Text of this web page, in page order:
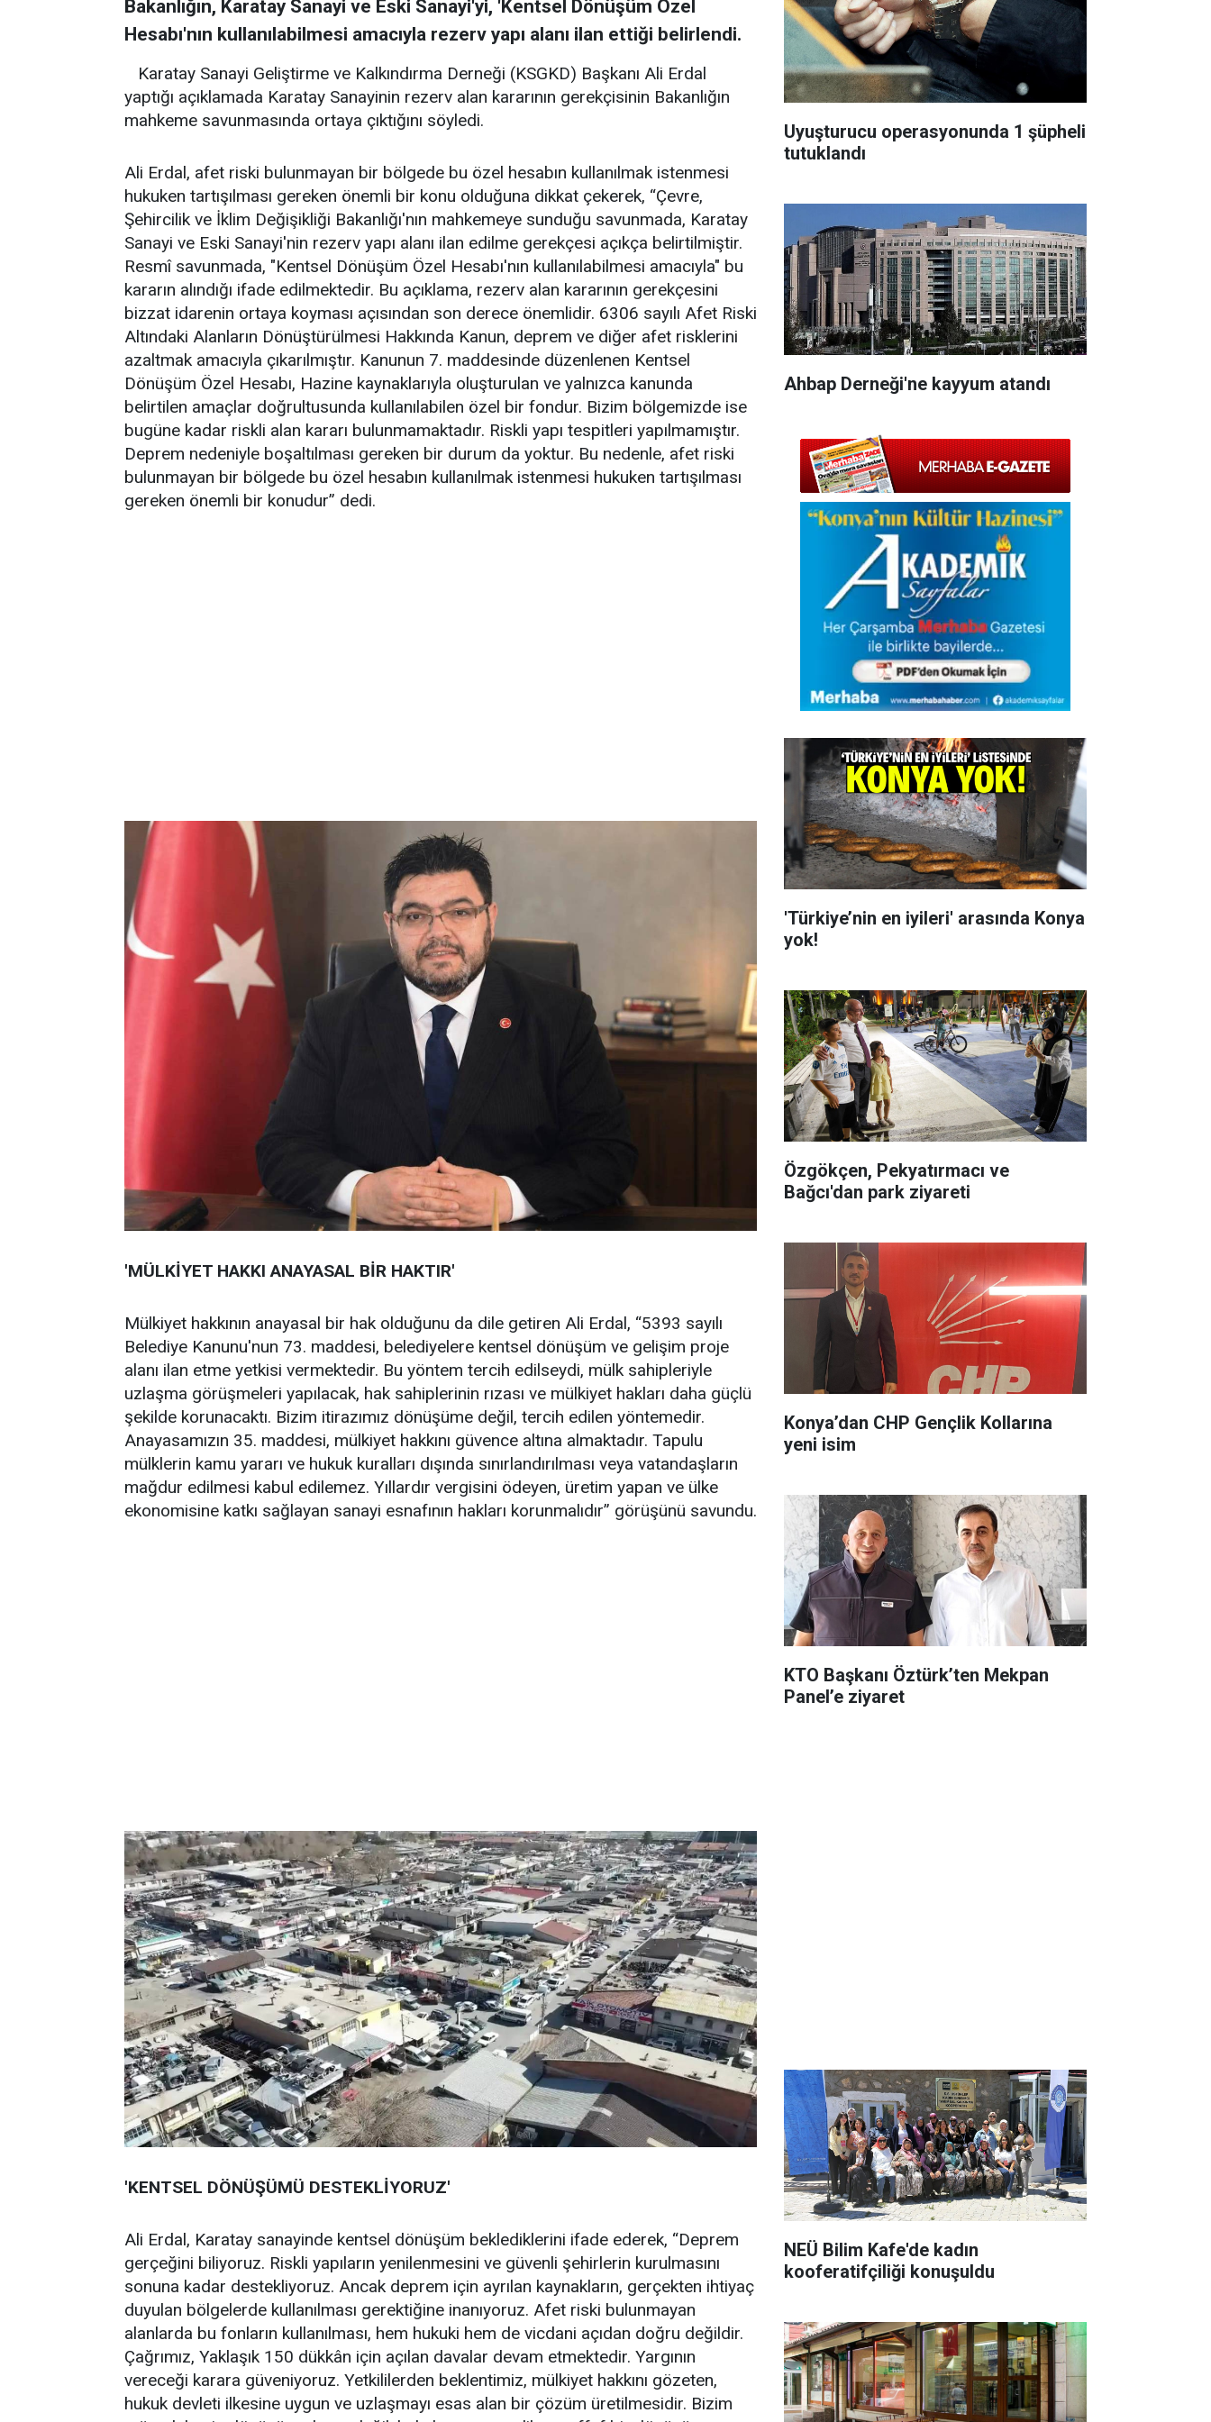
Bakanlığın, Karatay Sanayi ve Eski Sanayi'yi, 'Kentsel Dönüşüm Özel
Hesabı'nın kullanılabilmesi amacıyla rezerv yapı alanı ilan ettiği belirlendi.
Karatay Sanayi Geliştirme ve Kalkındırma Derneği (KSGKD) Başkanı Ali Erdal
yaptığı açıklamada Karatay Sanayinin rezerv alan kararının gerekçisinin Bakanlığın
mahkeme savunmasında ortaya çıktığını söyledi.
Ali Erdal, afet riski bulunmayan bir bölgede bu özel hesabın kullanılmak istenmesi
hukuken tartışılması gereken önemli bir konu olduğuna dikkat çekerek, “Çevre,
Şehircilik ve İklim Değişikliği Bakanlığı'nın mahkemeye sunduğu savunmada, Karatay
Sanayi ve Eski Sanayi'nin rezerv yapı alanı ilan edilme gerekçesi açıkça belirtilmiştir.
Resmî savunmada, "Kentsel Dönüşüm Özel Hesabı'nın kullanılabilmesi amacıyla" bu
kararın alındığı ifade edilmektedir. Bu açıklama, rezerv alan kararının gerekçesini
bizzat idarenin ortaya koyması açısından son derece önemlidir. 6306 sayılı Afet Riski
Altındaki Alanların Dönüştürülmesi Hakkında Kanun, deprem ve diğer afet risklerini
azaltmak amacıyla çıkarılmıştır. Kanunun 7. maddesinde düzenlenen Kentsel
Dönüşüm Özel Hesabı, Hazine kaynaklarıyla oluşturulan ve yalnızca kanunda
belirtilen amaçlar doğrultusunda kullanılabilen özel bir fondur. Bizim bölgemizde ise
bugüne kadar riskli alan kararı bulunmamaktadır. Riskli yapı tespitleri yapılmamıştır.
Deprem nedeniyle boşaltılması gereken bir durum da yoktur. Bu nedenle, afet riski
bulunmayan bir bölgede bu özel hesabın kullanılmak istenmesi hukuken tartışılması
gereken önemli bir konudur” dedi.
'MÜLKİYET HAKKI ANAYASAL BİR HAKTIR'
Mülkiyet hakkının anayasal bir hak olduğunu da dile getiren Ali Erdal, “5393 sayılı
Belediye Kanunu'nun 73. maddesi, belediyelere kentsel dönüşüm ve gelişim proje
alanı ilan etme yetkisi vermektedir. Bu yöntem tercih edilseydi, mülk sahipleriyle
uzlaşma görüşmeleri yapılacak, hak sahiplerinin rızası ve mülkiyet hakları daha güçlü
şekilde korunacaktı. Bizim itirazımız dönüşüme değil, tercih edilen yöntemedir.
Anayasamızın 35. maddesi, mülkiyet hakkını güvence altına almaktadır. Tapulu
mülklerin kamu yararı ve hukuk kuralları dışında sınırlandırılması veya vatandaşların
mağdur edilmesi kabul edilemez. Yıllardır vergisini ödeyen, üretim yapan ve ülke
ekonomisine katkı sağlayan sanayi esnafının hakları korunmalıdır” görüşünü savundu.
'KENTSEL DÖNÜŞÜMÜ DESTEKLİYORUZ'
Ali Erdal, Karatay sanayinde kentsel dönüşüm beklediklerini ifade ederek, “Deprem
gerçeğini biliyoruz. Riskli yapıların yenilenmesini ve güvenli şehirlerin kurulmasını
sonuna kadar destekliyoruz. Ancak deprem için ayrılan kaynakların, gerçekten ihtiyaç
duyulan bölgelerde kullanılması gerektiğine inanıyoruz. Afet riski bulunmayan
alanlarda bu fonların kullanılması, hem hukuki hem de vicdani açıdan doğru değildir.
Çağrımız, Yaklaşık 150 dükkân için açılan davalar devam etmektedir. Yargının
vereceği karara güveniyoruz. Yetkililerden beklentimiz, mülkiyet hakkını gözeten,
hukuk devleti ilkesine uygun ve uzlaşmayı esas alan bir çözüm üretilmesidir. Bizim
Uyuşturucu operasyonunda 1 şüpheli
tutuklandı
Ahbap Derneği'ne kayyum atandı
'Türkiye’nin en iyileri' arasında Konya
yok!
Özgökçen, Pekyatırmacı ve
Bağcı'dan park ziyareti
Konya’dan CHP Gençlik Kollarına
yeni isim
KTO Başkanı Öztürk’ten Mekpan
Panel’e ziyaret
NEÜ Bilim Kafe'de kadın
kooferatifçiliği konuşuldu